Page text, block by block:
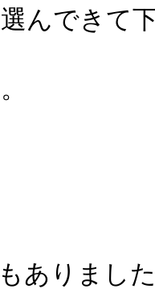
んできて
ありまし